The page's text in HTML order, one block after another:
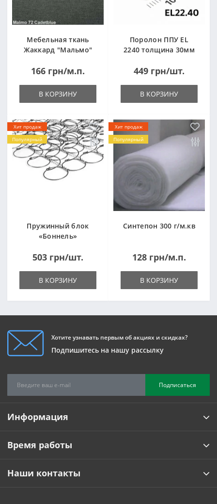
Мебельная ткань
Жаккард "Мальмо"
166 грн/м.п.
В КОРЗИНУ
Поролон ППУ EL
2240 толщина 30мм
(1000x2000мм)
449 грн/шт.
В КОРЗИНУ
Хит продаж
Популярный
Пружинный блок
«Боннель»
503 грн/шт.
В КОРЗИНУ
Хит продаж
Популярный
Синтепон 300 г/м.кв
128 грн/м.п.
В КОРЗИНУ
Хотите узнавать первым об акциях и скидках?
Подпишитесь на нашу рассылку
Подписаться
Информация
Время работы
Наши контакты